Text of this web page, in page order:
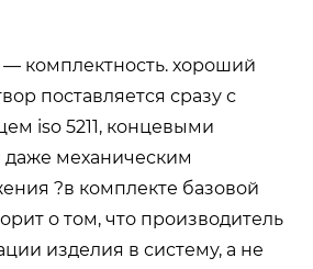
комплектность. хороший
поставляется сразу с
iso 5211, концевыми
механическим
?в комплекте базовой
о том, что производитель
изделия в систему, а не